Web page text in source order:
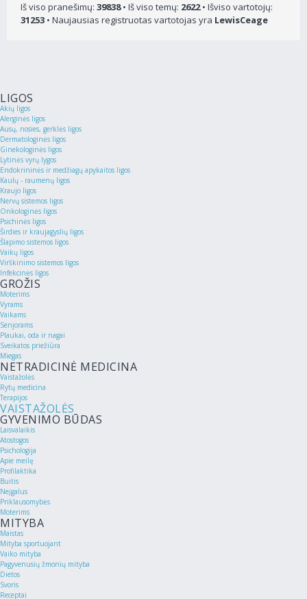
Iš viso pranešimų: 39838• Iš viso temų: 2622• Išviso vartotojų:
31253 • Naujausias registruotas vartotojas yra LewisCeage
LIGOS
Akių ligos
Alerginės ligos
Ausų, nosies, gerklės ligos
Dermatologinės ligos
Ginekologinės ligos
Lytinės vyrų lygos
Endokrininės ir medžiagų apykaitos ligos
Kaulų - raumenų ligos
Kraujo ligos
Nervų sistemos ligos
Onkologinės ligos
Psichinės ligos
Širdies ir kraujagyslių ligos
Šlapimo sistemos ligos
Vaikų ligos
Virškinimo sistemos ligos
Infekcinės ligos
GROŽIS
Moterims
Vyrams
Vaikams
Senjorams
Plaukai, oda ir nagai
Sveikatos priežiūra
Miegas
NETRADICINĖ MEDICINA
Vaistažolės
Rytų medicina
Terapijos
VAISTAŽOLĖS
GYVENIMO BŪDAS
Laisvalaikis
Atostogos
Psichologija
Apie meilę
Profilaktika
Buitis
Neįgalus
Priklausomybės
Moterims
MITYBA
Maistas
Mityba sportuojant
Vaiko mityba
Pagyvenusių žmonių mityba
Dietos
Svoris
Receptai